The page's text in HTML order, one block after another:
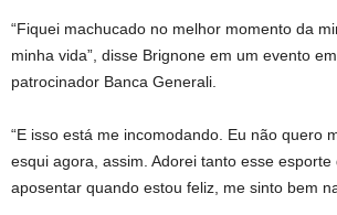
“Fiquei machucado no melhor momento da
minha vida”, disse Brignone em um evento
patrocinador Banca Generali.
“E isso está me incomodando. Eu não quero
esqui agora, assim. Adorei tanto esse
aposentar quando estou feliz, me sinto bem